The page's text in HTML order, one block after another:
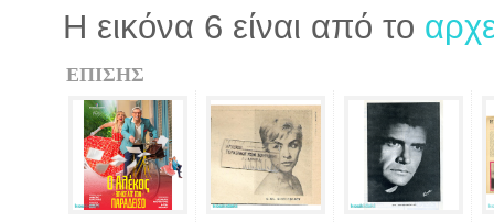
Η εικόνα 6 είναι από το
ΕΠΙΣΗΣ